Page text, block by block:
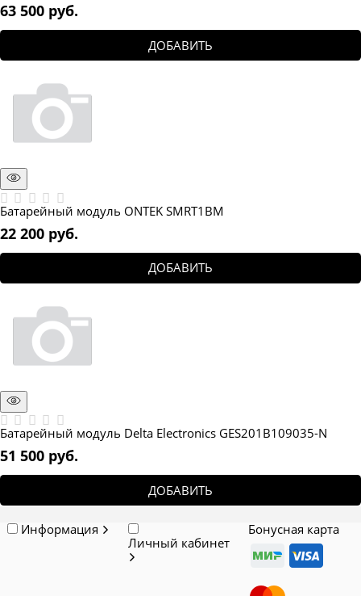
63 500 руб.
ДОБАВИТЬ
Батарейный модуль ONTEK SMRT1BM
22 200 руб.
ДОБАВИТЬ
Батарейный модуль Delta Electronics GES201B109035-N
51 500 руб.
ДОБАВИТЬ
Информация
Личный кабинет
Бонусная карта